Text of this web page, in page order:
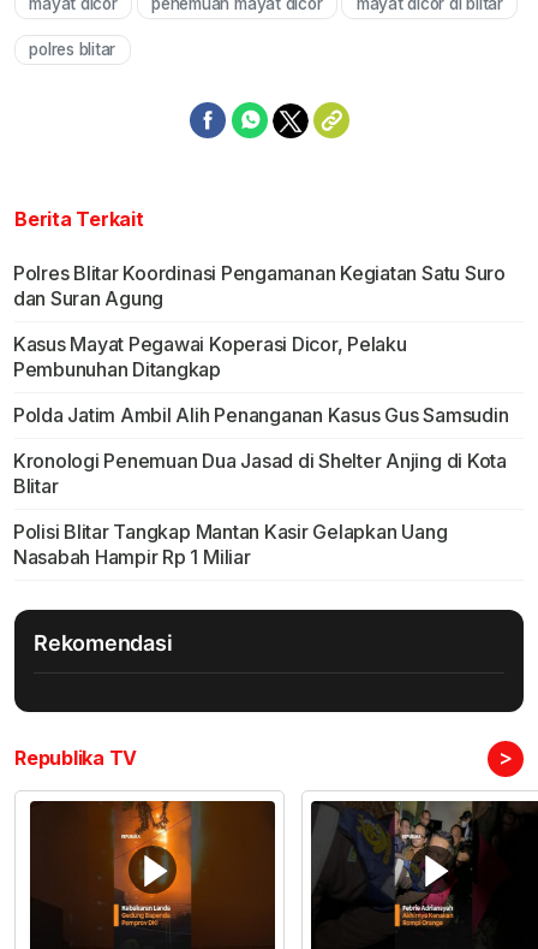
Mute
mayat dicor penemuan mayat dicor mayat dicor di blitar
polres blitar
Berita Terkait
Polres Blitar Koordinasi Pengamanan Kegiatan Satu Suro
dan Suran Agung
Kasus Mayat Pegawai Koperasi Dicor, Pelaku
Pembunuhan Ditangkap
Polda Jatim Ambil Alih Penanganan Kasus Gus Samsudin
Kronologi Penemuan Dua Jasad di Shelter Anjing di Kota
Blitar
Polisi Blitar Tangkap Mantan Kasir Gelapkan Uang
Nasabah Hampir Rp 1 Miliar
Rekomendasi
Republika TV >